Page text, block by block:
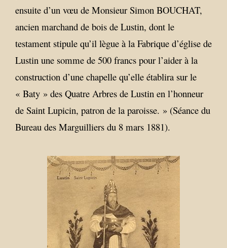
ensuite d’un vœu de Monsieur Simon BOUCHAT,
ancien marchand de bois de Lustin, dont le
testament stipule qu’il lègue à la Fabrique d’église de
Lustin une somme de 500 francs pour l’aider à la
construction d’une chapelle qu’elle établira sur le
« Baty » des Quatre Arbres de Lustin en l’honneur
de Saint Lupicin, patron de la paroisse. » (Séance du
Bureau des Marguilliers du 8 mars 1881).